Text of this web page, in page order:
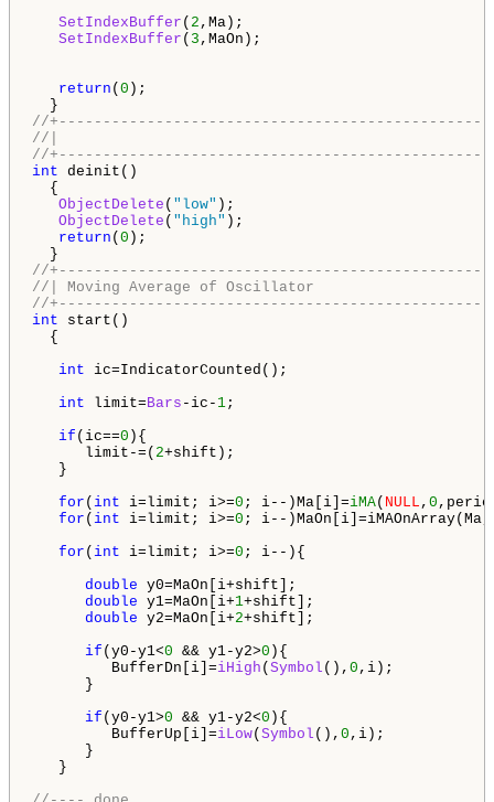
SetIndexBuffer ( 2 ,Ma);
SetIndexBuffer ( 3 ,MaOn);
return ( 0 );
//
//|
//
int deinit()
{
ObjectDelete ( "low" );
ObjectDelete ( "high" );
return ( 0 );
//
//| Moving Average of Oscillator
//
int start()
{
int ic=IndicatorCounted();
int limit=Bars -ic- 1;
if (ic==0 ){
limit-=( 2+shift);
}
for ( int i=limit; i>=0 ; i--)Ma[i]=iMA( NULL , 0
for ( int i=limit; i>=0 ; i--
for ( int i=limit; i>=0 ; i--){
double y0=MaOn[i+shift];
double y1=MaOn[i+1+shift];
double y2=MaOn[i+2+shift];
if (y0-y1<0 && y1-y2>0 ){
BufferDn[i]=iHigh ( Symbol (), 0 ,i);
}
if (y0-y1>0 && y1-y2<0 ){
BufferUp[i]=iLow( Symbol (), 0 ,i);
}
}